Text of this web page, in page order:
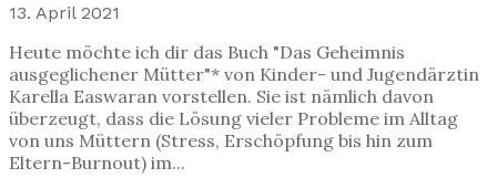
13. April 2021
Heute möchte ich dir das Buch "Das Geheimnis
ausgeglichener Mütter"* von Kinder- und Jugendärztin
Karella Easwaran vorstellen. Sie ist nämlich davon
überzeugt, dass die Lösung vieler Probleme im Alltag
von uns Müttern (Stress, Erschöpfung bis hin zum
Eltern-Burnout) im...